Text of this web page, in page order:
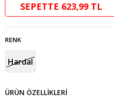
SEPETTE 623,99 TL
RENK
Hardal
ÜRÜN ÖZELLIKLERI